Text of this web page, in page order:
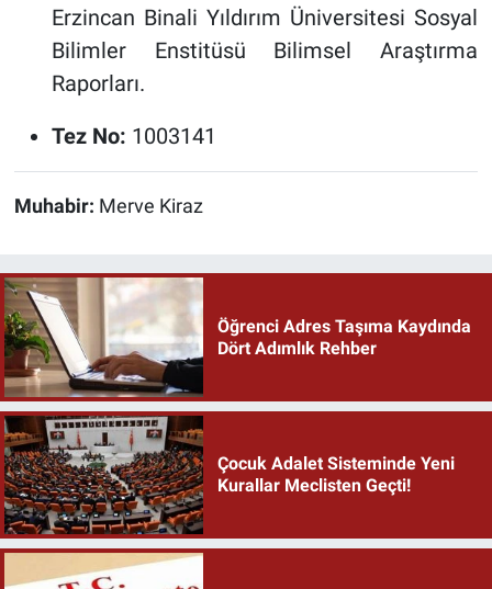
Erzincan Binali Yıldırım Üniversitesi Sosyal
Bilimler Enstitüsü Bilimsel Araştırma
Raporları.
Tez No: 1003141
Muhabir: Merve Kiraz
Öğrenci Adres Taşıma Kaydında
Dört Adımlık Rehber
Çocuk Adalet Sisteminde Yeni
Kurallar Meclisten Geçti!